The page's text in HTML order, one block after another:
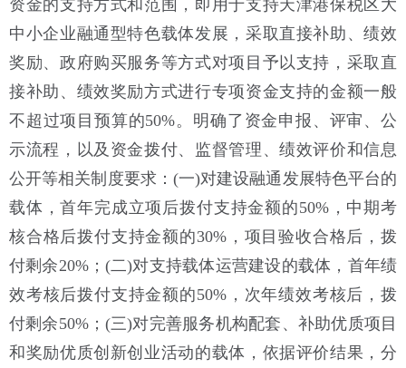
资金的支持方式和范围，即用于支持天津港保税区大
中小企业融通型特色载体发展，采取直接补助、绩效
奖励、政府购买服务等方式对项目予以支持，采取直
接补助、绩效奖励方式进行专项资金支持的金额一般
不超过项目预算的50%。明确了资金申报、评审、公
示流程，以及资金拨付、监督管理、绩效评价和信息
公开等相关制度要求：(一)对建设融通发展特色平台的
载体，首年完成立项后拨付支持金额的50%，中期考
核合格后拨付支持金额的30%，项目验收合格后，拨
付剩余20%；(二)对支持载体运营建设的载体，首年绩
效考核后拨付支持金额的50%，次年绩效考核后，拨
付剩余50%；(三)对完善服务机构配套、补助优质项目
和奖励优质创新创业活动的载体，依据评价结果，分